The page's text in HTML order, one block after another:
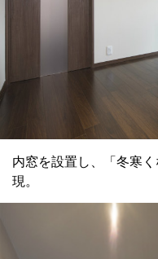
内窓を設置し、「冬寒
現。